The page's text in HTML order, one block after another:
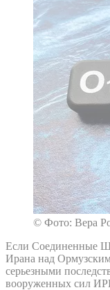
© Фото: Вера
Если Соединенные
Ирана над
серьезными
вооруженных сил